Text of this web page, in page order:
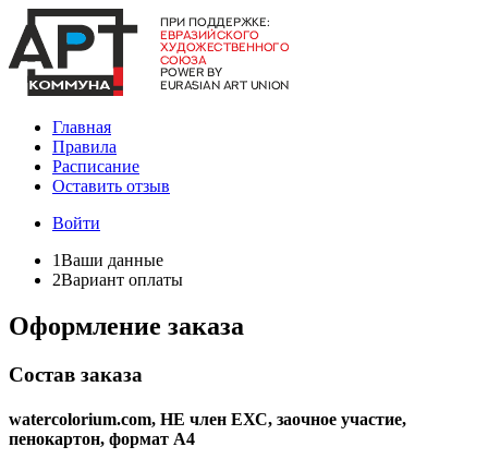
Главная
Правила
Расписание
Оставить отзыв
Войти
1Ваши данные
2Вариант оплаты
Оформление заказа
Состав заказа
watercolorium.com, НЕ член ЕХС, заочное участие,
пенокартон, формат А4